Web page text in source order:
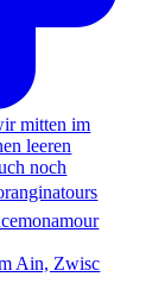
Ain, Zwisc